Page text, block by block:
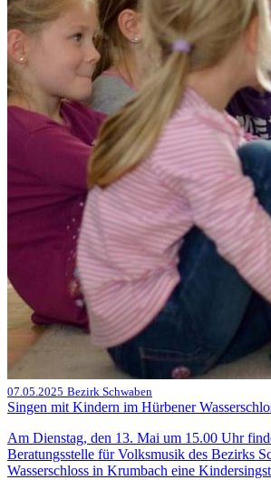
07.05.2025 Bezirk Schwaben
Singen mit Kindern im Hürbener
Am Dienstag, den 13. Mai um 15.00 Uhr
Beratungsstelle für Volksmusik des Bezirks
Wasserschloss in Krumbach eine